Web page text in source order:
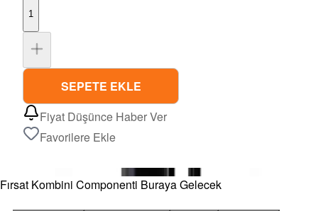
1
SEPETE EKLE
Fiyat Düşünce Haber Ver
Favorilere Ekle
Fırsat Kombini Componenti Buraya Gelecek